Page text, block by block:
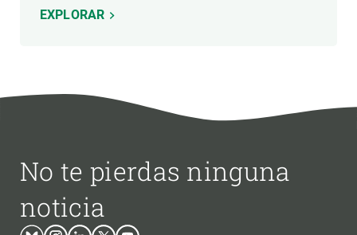
EXPLORAR
No te pierdas ninguna
noticia
BlueskyInstagram
LinkedinTwitterYoutube